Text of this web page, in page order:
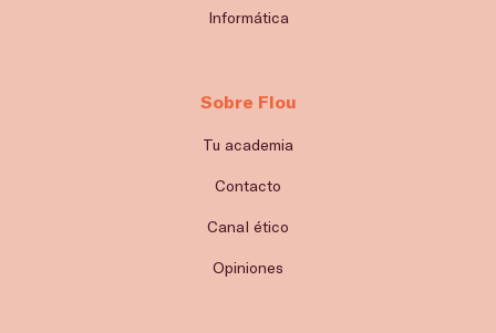
Informática
Sobre Flou
Tu academia
Contacto
Canal ético
Opiniones